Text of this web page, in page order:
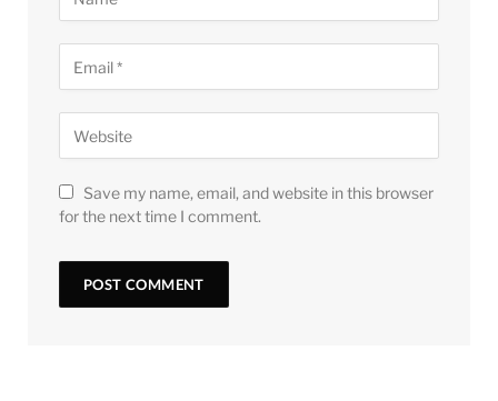
Save my name, email, and website in this browser
for the next time I comment.